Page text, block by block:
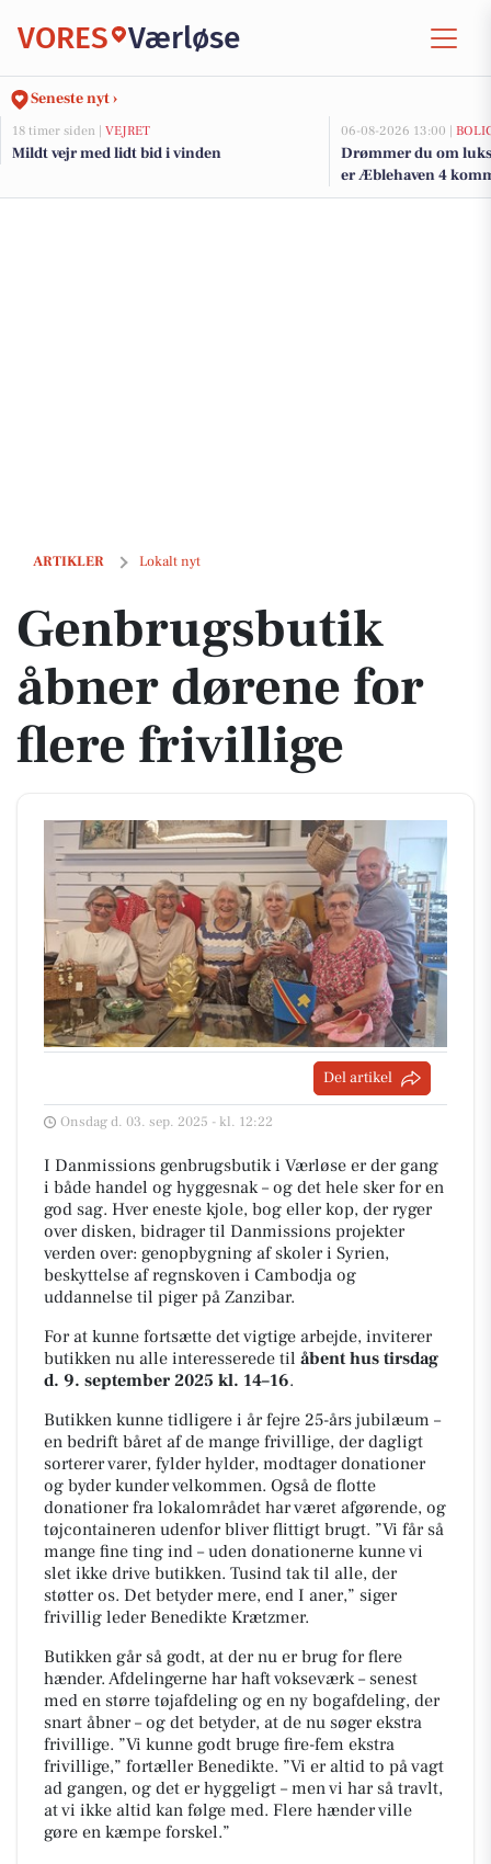
VORES Værløse
Seneste nyt ›
18 timer siden | VEJRET
Mildt vejr med lidt bid i vinden
06-08-2026 13:00 |
Drømmer du om
er Æblehaven 4
de dyreste boliger til
ARTIKLER Lokalt nyt
Genbrugsbutik åbner dørene for flere frivillige
Genbrugsbutik
åbner dørene for
flere frivillige
Del artikel
Onsdag d. 03. sep. 2025 - kl. 12:22
I Danmissions genbrugsbutik i Værløse er der gang
i både handel og hyggesnak – og det hele sker for en
god sag. Hver eneste kjole, bog eller kop, der ryger
over disken, bidrager til Danmissions projekter
verden over: genopbygning af skoler i Syrien,
beskyttelse af regnskoven i Cambodja og
uddannelse til piger på Zanzibar.
For at kunne fortsætte det vigtige arbejde, inviterer
butikken nu alle interesserede til åbent hus tirsdag
d. 9. september 2025 kl. 14–16.
Butikken kunne tidligere i år fejre 25-års jubilæum –
en bedrift båret af de mange frivillige, der dagligt
sorterer varer, fylder hylder, modtager donationer
og byder kunder velkommen. Også de flotte
donationer fra lokalområdet har været afgørende, og
tøjcontaineren udenfor bliver flittigt brugt. ”Vi får så
mange fine ting ind – uden donationerne kunne vi
slet ikke drive butikken. Tusind tak til alle, der
støtter os. Det betyder mere, end I aner,” siger
frivillig leder Benedikte Krætzmer.
Butikken går så godt, at der nu er brug for flere
hænder. Afdelingerne har haft vokseværk – senest
med en større tøjafdeling og en ny bogafdeling, der
snart åbner – og det betyder, at de nu søger ekstra
frivillige. ”Vi kunne godt bruge fire-fem ekstra
frivillige,” fortæller Benedikte. ”Vi er altid to på vagt
ad gangen, og det er hyggeligt – men vi har så travlt,
at vi ikke altid kan følge med. Flere hænder ville
gøre en kæmpe forskel.”